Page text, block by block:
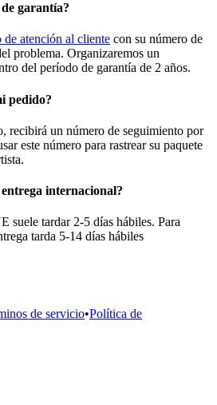
garantía?
de atención al cliente con su número de
problema. Organizaremos un
del período de garantía de 2 años.
pedido?
recibirá un número de seguimiento por
este número para rastrear su paquete
internacional?
suele tardar 2-5 días hábiles. Para
tarda 5-14 días hábiles
de servicio•Política de